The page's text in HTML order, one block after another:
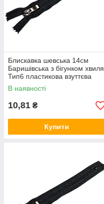
Блискавка шевська 14см
Баришівська з бігунком хвиля
Тип6 пластикова взуттєва
В наявності
10,81 ₴
Купити